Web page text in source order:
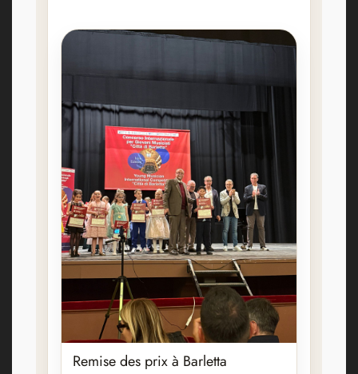
Remise des prix à Barletta